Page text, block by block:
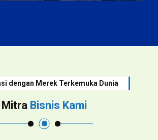
dengan Merek Terkemuka Dunia
Mitra Bisnis Kami